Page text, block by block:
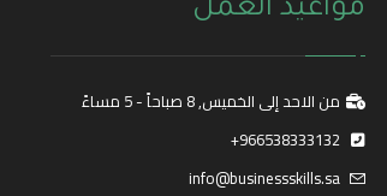
مواعيد العمل
من الاحد إلى الخميس, 8 صباحاً - 5 مساءً
966538333132+
info@businessskills.sa